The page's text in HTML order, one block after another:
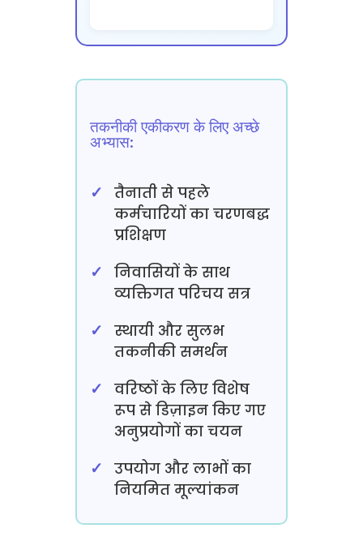
तकनीकी एकीकरण के लिए अच्छे
अभ्यास:
तैनाती से पहले
कर्मचारियों का चरणबद्ध
प्रशिक्षण
निवासियों के साथ
व्यक्तिगत परिचय सत्र
स्थायी और सुलभ
तकनीकी समर्थन
वरिष्ठों के लिए विशेष
रूप से डिज़ाइन किए गए
अनुप्रयोगों का चयन
उपयोग और लाभों का
नियमित मूल्यांकन